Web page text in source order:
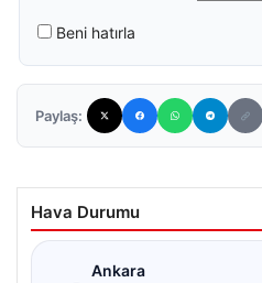
Beni hatırla
Paylaş:
Hava Durumu
Ankara